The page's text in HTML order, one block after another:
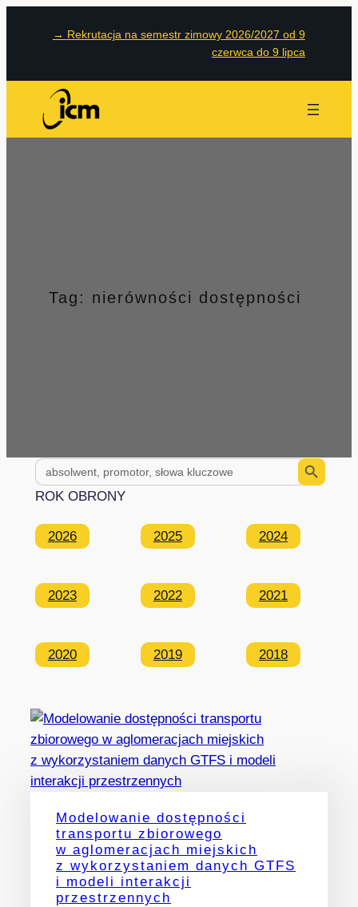
→ Rekrutacja na semestr zimowy 2026/2027 od 9
czerwca do 9 lipca
Tag: nierówności dostępności
Search
for:
Search Button
ROK OBRONY
2026 2025 2024
2023 2022 2021
2020 2019 2018
Modelowanie dostępności
transportu zbiorowego
w aglomeracjach miejskich
z wykorzystaniem danych GTFS
i modeli interakcji
przestrzennych